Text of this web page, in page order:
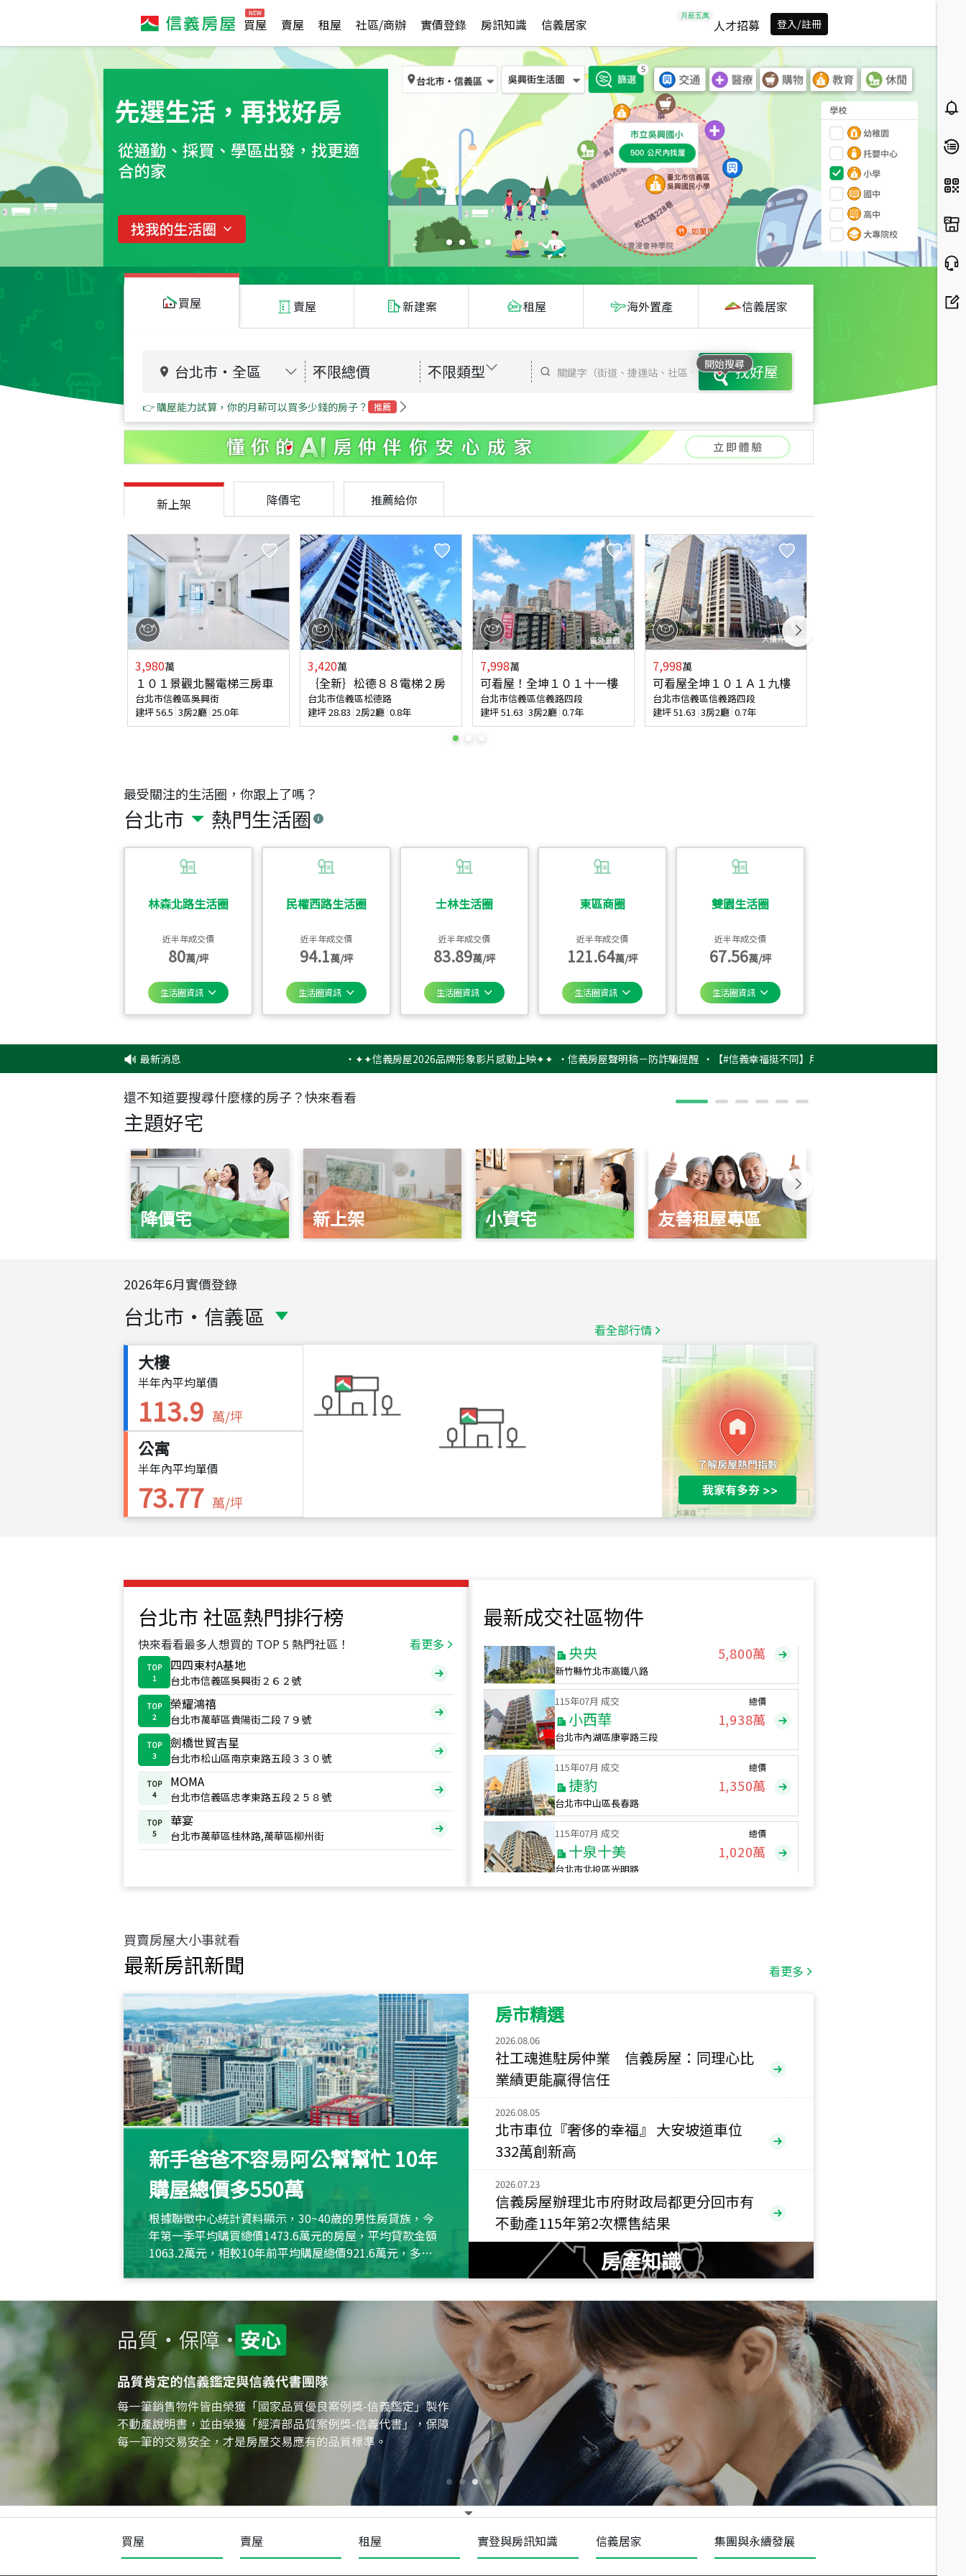
買屋 賣屋 租屋 社區/商辦 實價登錄 房訊知識 信義居家 人才招募 登入/註冊
買屋 賣屋 新建案 租屋 海外置產 信義居家
台北市 ・ 全區 不限總價 不限類型
開始搜尋
找好屋
👉 購屋能力試算，你的月薪可以買多少錢的房子？ 推薦
最受關注的生活圈，你跟上了嗎？
台北市 熱門生活圈
林森北路生活圈
近半年成交價
80萬/坪
生活圈資訊
民權西路生活圈
近半年成交價
94.1萬/坪
生活圈資訊
士林生活圈
近半年成交價
83.89萬/坪
生活圈資訊
東區商圈
近半年成交價
121.64萬/坪
生活圈資訊
雙園生活圈
近半年成交價
67.56萬/坪
生活圈資訊
新上架 降價宅 推薦給你
3,980萬
１０１景觀北醫電梯三房車
台北市信義區吳興街
建坪56.5 3房2廳 25.0年
3,420萬
｛全新｝松德８８電梯２房
台北市信義區松德路
建坪28.83 2房2廳 0.8年
7,998萬
可看屋！全坤１０１十一樓
台北市信義區信義路四段
建坪51.63 3房2廳 0.7年
7,998萬
可看屋全坤１０１Ａ１九樓
台北市信義區信義路四段
建坪51.63 3房2廳 0.7年
最新消息 ✦✦信義房屋2026品牌形象影片感動上映✦✦ ‧信義房屋聲明稿－防詐騙提醒 ‧【#信義幸福挺不同】用實力，讓升職免抽號碼牌！最新雇主品
還不知道要搜尋什麼樣的房子？快來看看
主題好宅
降價宅 新上架 小資宅 友善租屋專區
2026年6月實價登錄
台北市 ・ 信義區 看全部行情
大樓
半年內平均單價
113.9 萬/坪
公寓
半年內平均單價
73.77 萬/坪
台北市 社區熱門排行榜
快來看看最多人想買的 TOP 5 熱門社區！ 看更多
TOP
1
四四東村A基地
台北市信義區吳興街２６２號
TOP
2
榮耀鴻禧
台北市萬華區貴陽街二段７９號
TOP
3
劍橋世貿吉星
台北市松山區南京東路五段３３０號
TOP
4
MOMA
台北市信義區忠孝東路五段２５８號
TOP
5
華宴
台北市萬華區桂林路,萬華區柳州街
最新成交社區物件
台北市中山區長春路
1,020萬
總價
490萬
新竹市新竹市慈祥路
總價
1,808萬
115年07月 成交
新竹縣竹北市高鐵八路
115年07月 成交
小西華
台北市內湖區康寧路三段
總價
1,938萬
115年07月 成交
捷豹
台北市中山區長春路
總價
1,350萬
115年07月 成交
十泉十美
台北市北投區光明路
總價
1,020萬
115
新北市永和區環河西路二段
115年07月 成交
央央 5,800萬
115年
小西華 1,938萬
115 07 月 成交
捷豹
台北市中山區長春路
115年07月 成交
十泉十美
台北市北投區光明路
總價
1,020萬
年 07 月 成交
四維天廈
新竹市新竹市四維路
總價
490萬
115 月 成交
菁英典藏
新竹市新竹市慈祥路
1,808
買賣房屋大小事就看
最新房訊新聞 看更多
新手爸爸不容易阿公幫幫忙 10年
購屋總價多550萬
根據聯徵中心統計資料顯示，30~40歲的男性房貸族，今
年第一季平均購買總價1473.6萬元的房屋，平均貸款金額
1063.2萬元，相較10年前平均購屋總價921.6萬元，多出
約550萬元，且貸款金額也多
房市精選
2026.08.06
社工魂進駐房仲業 信義房屋：同理心比
業績更能贏得信任
2026.08.05
北市車位『奢侈的幸福』 大安坡道車位
332萬創新高
2026.07.23
信義房屋辦理北市府財政局都更分回市有
不動產115年第2次標售結果
房產知識
買屋 賣屋 租屋 實登與房訊知識 信義居家 集團與永續發展